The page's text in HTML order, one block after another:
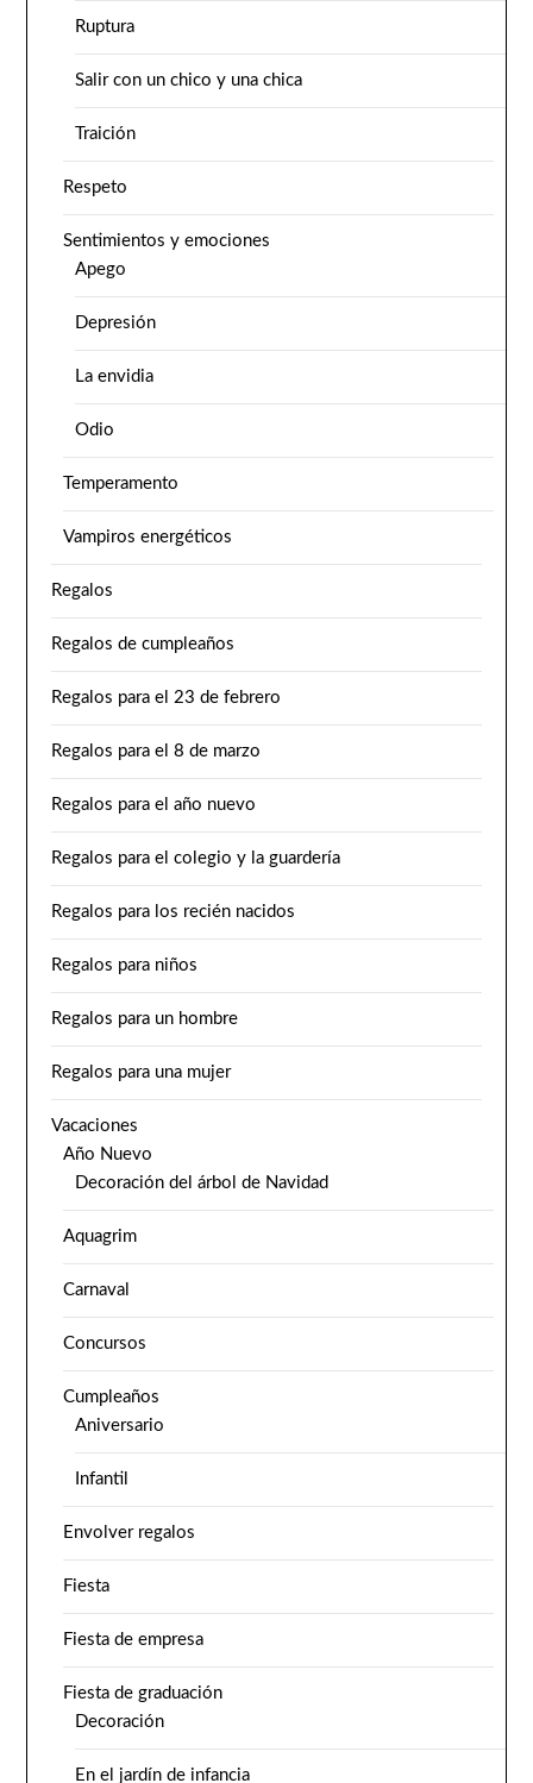
Ruptura
Salir con un chico y una chica
Traición
Respeto
Sentimientos y emociones
Apego
Depresión
La envidia
Odio
Temperamento
Vampiros energéticos
Regalos
Regalos de cumpleaños
Regalos para el 23 de febrero
Regalos para el 8 de marzo
Regalos para el año nuevo
Regalos para el colegio y la guardería
Regalos para los recién nacidos
Regalos para niños
Regalos para un hombre
Regalos para una mujer
Vacaciones
Año Nuevo
Decoración del árbol de Navidad
Aquagrim
Carnaval
Concursos
Cumpleaños
Aniversario
Infantil
Envolver regalos
Fiesta
Fiesta de empresa
Fiesta de graduación
Decoración
En el jardín de infancia